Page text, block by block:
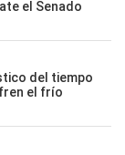
el Senado
del tiempo
el frío